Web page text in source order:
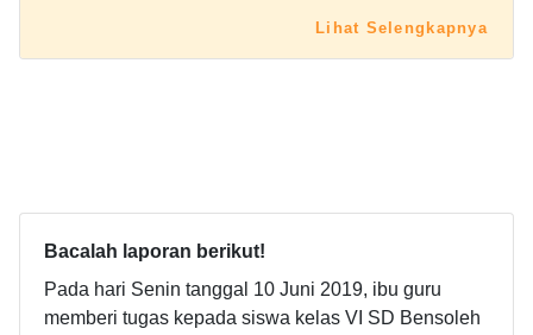
Lihat Selengkapnya
Bacalah laporan berikut!
Pada hari Senin tanggal 10 Juni 2019, ibu guru
memberi tugas kepada siswa kelas VI SD Bensoleh